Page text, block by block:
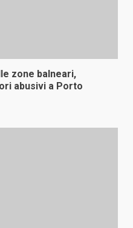
zone balneari,
abusivi a Porto